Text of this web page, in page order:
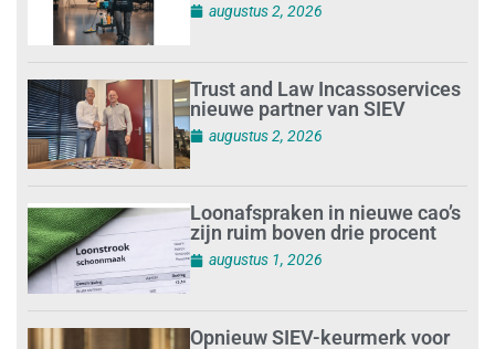
augustus 2, 2026
Trust and Law Incassoservices
nieuwe partner van SIEV
augustus 2, 2026
Loonafspraken in nieuwe cao’s
zijn ruim boven drie procent
augustus 1, 2026
Opnieuw SIEV-keurmerk voor